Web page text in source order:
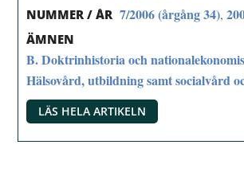
NUMMER / ÅR 7/2006 (årgång 34),
ÄMNEN
B. Doktrinhistoria och
Hälsovård, utbildning samt socialvård
LÄS HELA ARTIKELN